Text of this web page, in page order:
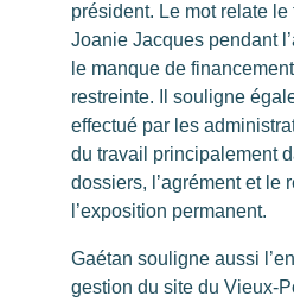
président. Le mot relate
Joanie Jacques pendant
le manque de
restreinte. Il souligne
effectué par les
du travail principalement
dossiers, l’agrément et le
l’exposition permanent.
Gaétan souligne aussi
gestion du site du Vieux-